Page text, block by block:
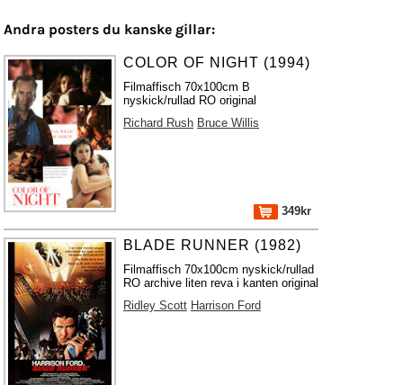
Andra posters du kanske gillar:
COLOR OF NIGHT (1994)
Filmaffisch 70x100cm B
nyskick/rullad RO original
Richard Rush Bruce Willis
349kr
BLADE RUNNER (1982)
Filmaffisch 70x100cm nyskick/rullad
RO archive liten reva i kanten original
Ridley Scott Harrison Ford